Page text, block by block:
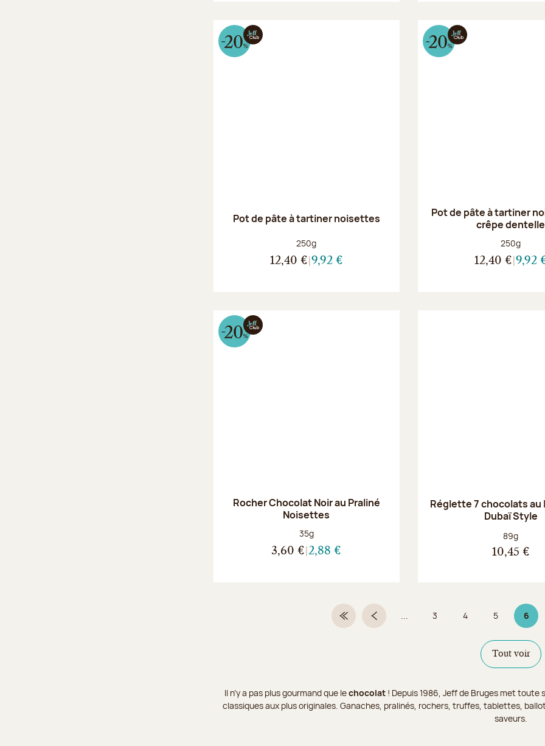
Pot de pâte à tartiner noisettes
Poids net :
250g
12,40 € 9,92 €
Pot de pâte à tartiner
crêpe dentelle
Poids net :
250g
12,40 € 9,92
Rocher Chocolat Noir au Praliné
Noisettes
Poids net :
35g
3,60 € 2,88 €
Réglette 7 chocolats au
Dubaï Style
Poids net :
89g
10,45 €
Première pagePage précédente
... Page
3 Page
4 Page
5 6Page
Tout voir
Il n’y a pas plus gourmand que lechocolat! Depuis 1986, Jeff de Bruges met toute
classiques aux plus originales. Ganaches, pralinés, rochers, truffes, tablettes,
saveurs.